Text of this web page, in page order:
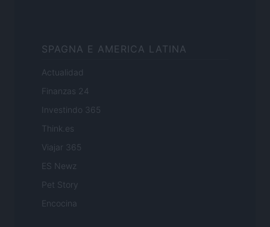
SPAGNA E AMERICA LATINA
Actualidad
Finanzas 24
Investindo 365
Think.es
Viajar 365
ES Newz
Pet Story
Encocina